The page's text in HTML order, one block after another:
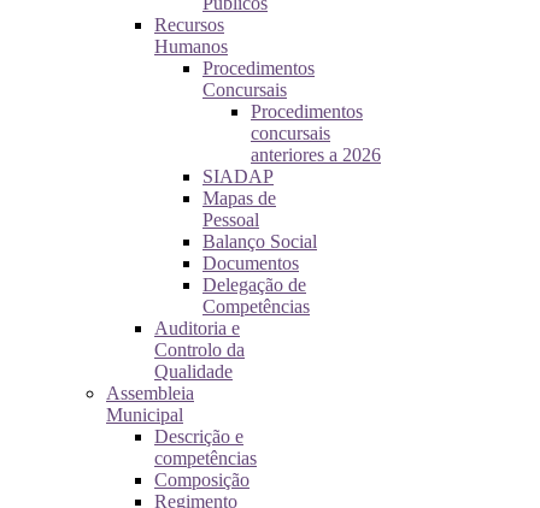
Recursos
Humanos
Procedimentos
Concursais
Procedimentos
concursais
anteriores a 2026
SIADAP
Mapas de
Pessoal
Balanço Social
Documentos
Delegação de
Competências
Auditoria e
Controlo da
Qualidade
Assembleia
Municipal
Descrição e
competências
Composição
Regimento